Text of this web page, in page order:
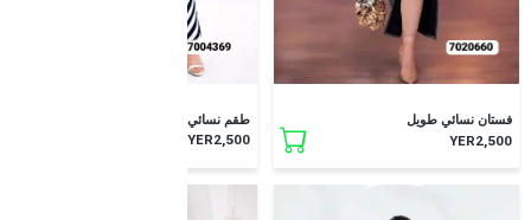
فستان نسائي طويل
YER2,500
طقم نسائي طويل
YER2,500